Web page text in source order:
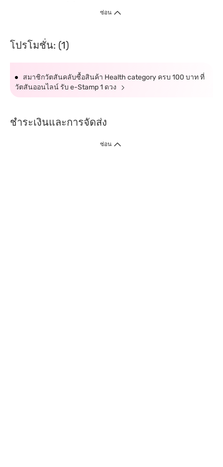
ซ่อน
โปรโมชั่น: (1)
สมาชิกวัตสันคลับซื้อสินค้า Health category ครบ 100 บาท ที่
วัตสันออนไลน์ รับ e-Stamp 1 ดวง
ชำระเงินและการจัดส่ง
ซ่อน